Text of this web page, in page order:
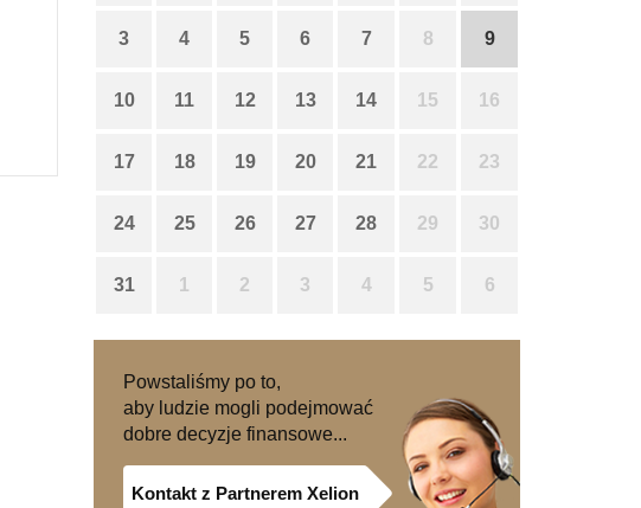
3 4 5 6 7 8 9
10 11 12 13 14 15 16
17 18 19 20 21 22 23
24 25 26 27 28 29 30
31 1 2 3 4 5 6
Powstaliśmy po to,
aby ludzie mogli podejmować
dobre decyzje finansowe...
Kontakt z Partnerem Xelion